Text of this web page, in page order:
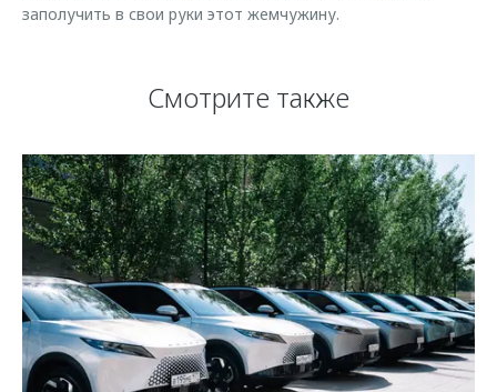
Оригинальные аксессуары
Приложение O&J
Одежда и сувениры
Запчасти
заполучить в свои руки этот жемчужину.
Смотрите также